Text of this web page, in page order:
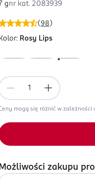
(98 )
7 gnr kat. 2083939
Kolor: Rosy Lips
mogą się różnić w zależności
Możliwości zakupu